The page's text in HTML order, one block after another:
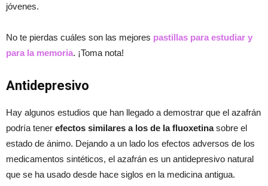
jóvenes.
No te pierdas cuáles son las mejores pastillas para estudiar y
para la memoria. ¡Toma nota!
Antidepresivo
Hay algunos estudios que han llegado a demostrar que el azafrán
podría tener efectos similares a los de la fluoxetinasobre el
estado de ánimo. Dejando a un lado los efectos adversos de los
medicamentos sintéticos, el azafrán es un antidepresivo natural
que se ha usado desde hace siglos en la medicina antigua.